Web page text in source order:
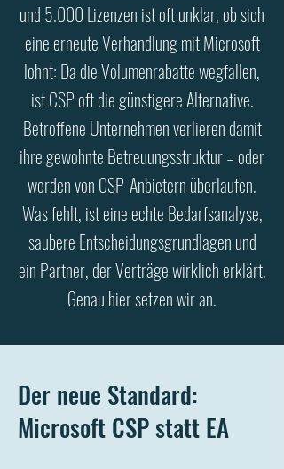
und 5.000 Lizenzen ist oft unklar, ob sich
eine erneute Verhandlung mit Microsoft
lohnt: Da die Volumenrabatte wegfallen,
ist CSP oft die günstigere Alternative.
Betroffene Unternehmen verlieren damit
ihre gewohnte Betreuungsstruktur – oder
werden von CSP-Anbietern überlaufen.
Was fehlt, ist eine echte Bedarfsanalyse,
saubere Entscheidungsgrundlagen und
ein Partner, der Verträge wirklich erklärt.
Genau hier setzen wir an.
Der neue Standard:
Microsoft CSP statt EA